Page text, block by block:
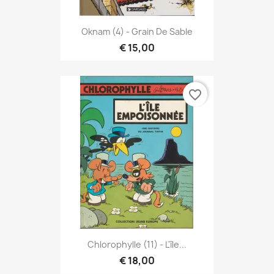
Oknam (4) - Grain De Sable
€ 15,00
Chlorophylle (11) - L'île...
€ 18,00
favorite_border